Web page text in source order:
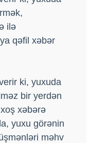
ilə
qəfil xəbər
ki, yuxuda
bir yerdən
xəbərə
yuxu görənin
məhv